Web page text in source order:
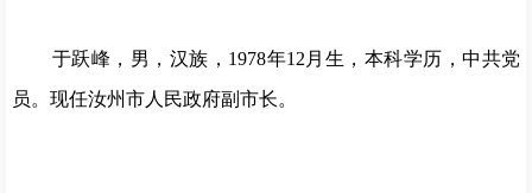
于跃峰，男，汉族，1978年12月生，本科学历，中共党
员。现任汝州市人民政府副市长。